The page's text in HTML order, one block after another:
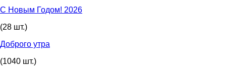
С Новым Годом! 2026
(28 шт.)
Доброго утра
(1040 шт.)